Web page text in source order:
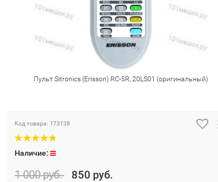
Пульт Sitronics (Erisson) RC-5R, 20LS01 (оригинальный)
Код товара: 173138
Наличие:
1 000 руб. 850 руб.